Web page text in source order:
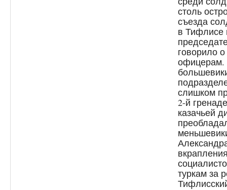
столь
съезда
в Тифлисе
говорило
офицерам.
слишком
2-й
казачьей
туркам за